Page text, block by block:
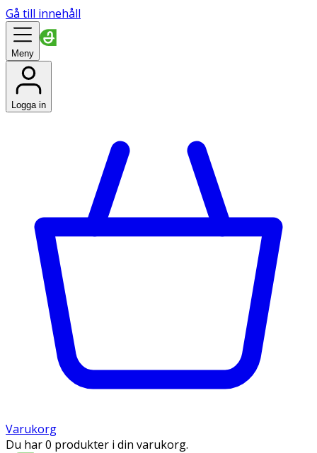
Gå till innehåll
Meny
Logga in
Varukorg
Du har 0 produkter i din varukorg.